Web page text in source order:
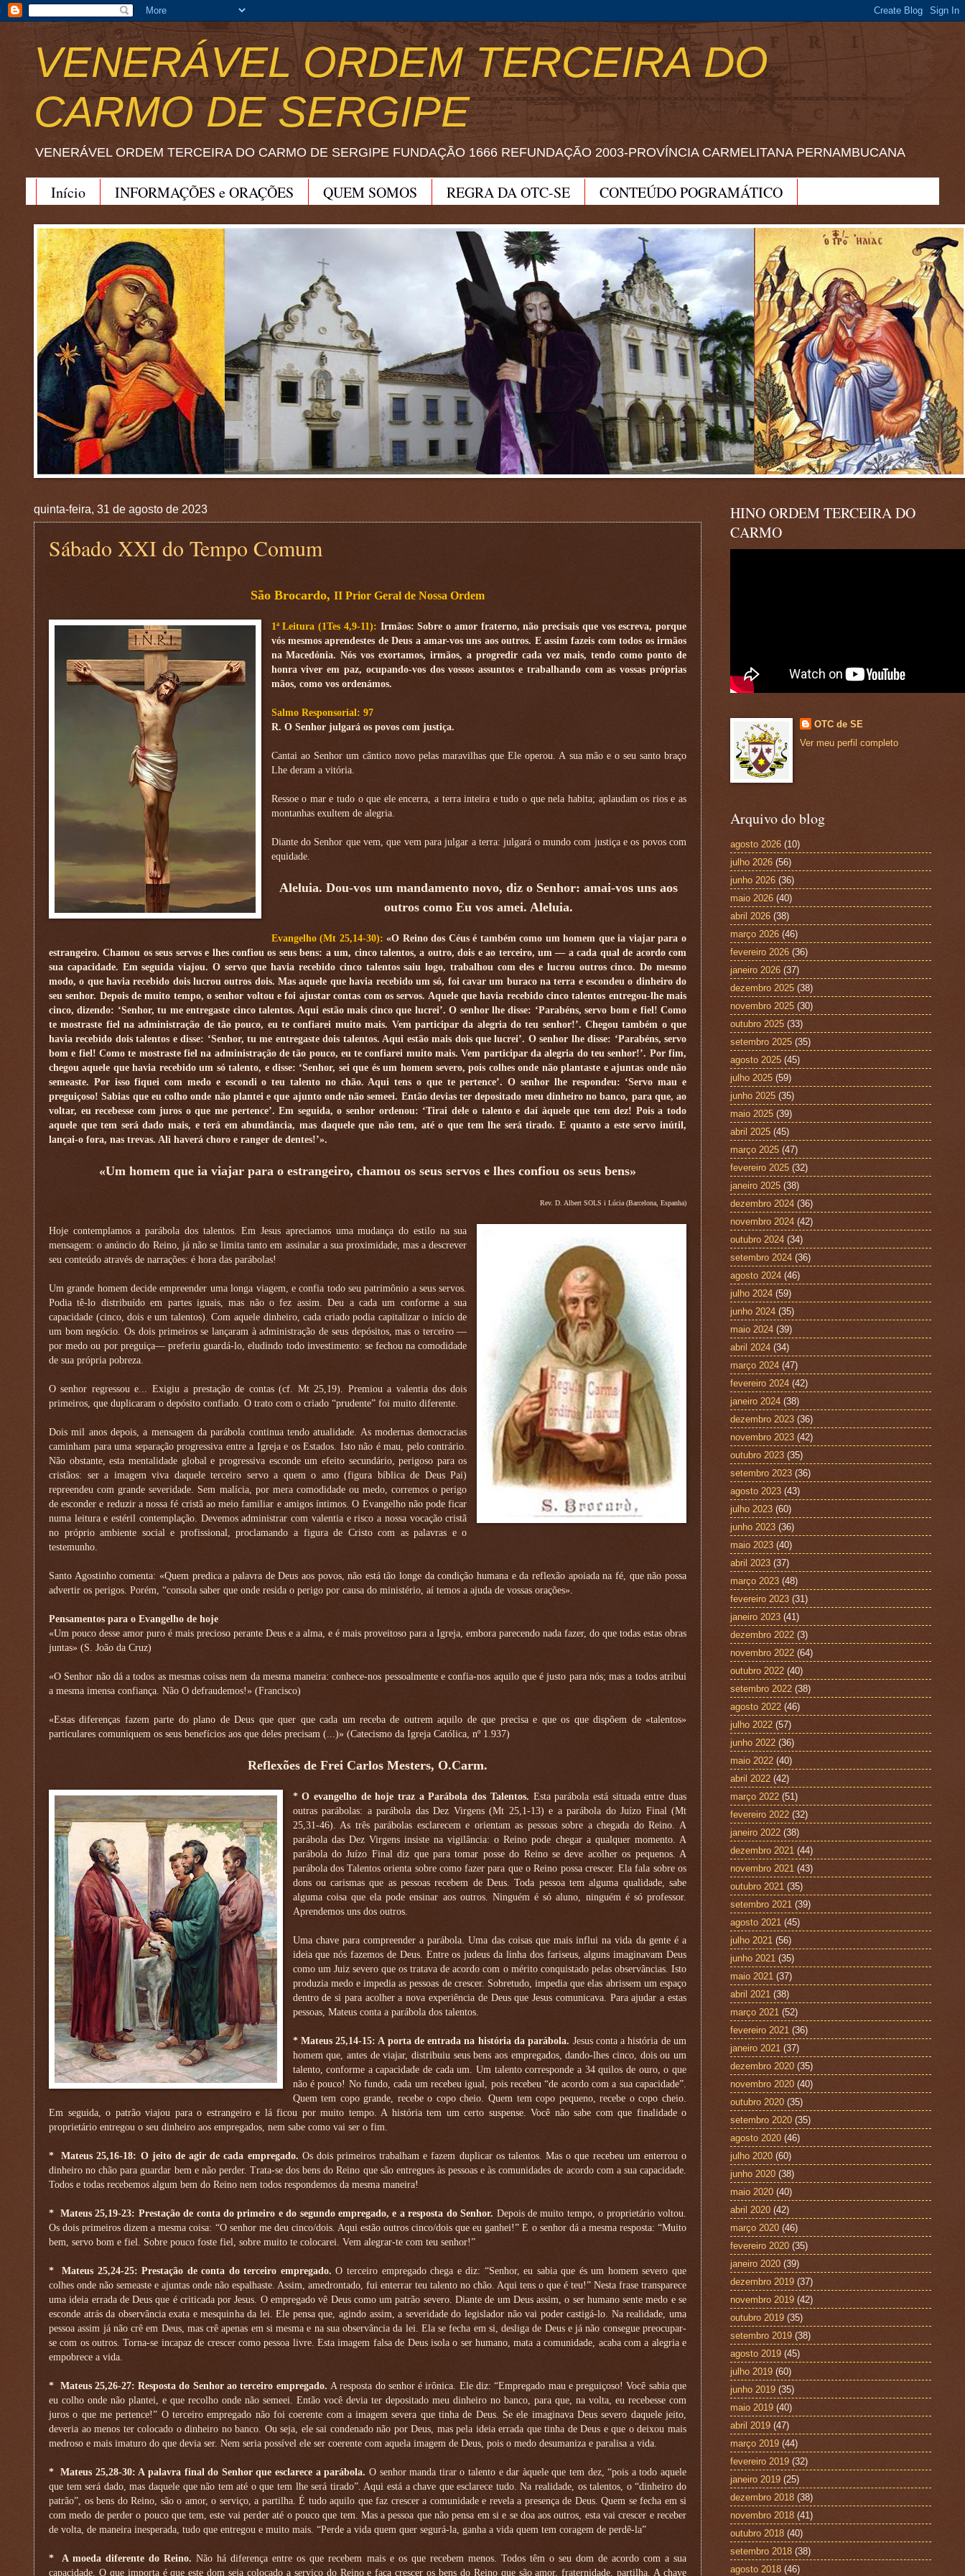
VENERÁVEL ORDEM TERCEIRA DO
CARMO DE SERGIPE
VENERÁVEL ORDEM TERCEIRA DO CARMO DE SERGIPE FUNDAÇÃO 1666 REFUNDAÇÃO 2003-PROVÍNCIA CARMELITANA PERNAMBUCANA
Início INFORMAÇÕES e ORAÇÕES QUEM SOMOS REGRA DA OTC-SE
CONTEÚDO POGRAMÁTICO
quinta-feira, 31 de agosto de 2023
Sábado XXI do Tempo Comum
São Brocardo, II Prior Geral de Nossa Ordem
1ª Leitura (1Tes 4,9-11): Irmãos: Sobre o amor fraterno, não precisais que vos escreva, porque
vós mesmos aprendestes de Deus a amar-vos uns aos outros. E assim fazeis com todos os irmãos
na Macedónia. Nós vos exortamos, irmãos, a progredir cada vez mais, tendo como ponto de
honra viver em paz, ocupando-vos dos vossos assuntos e trabalhando com as vossas próprias
mãos, como vos ordenámos.
Salmo Responsorial: 97
R. O Senhor julgará os povos com justiça.
Cantai ao Senhor um cântico novo pelas maravilhas que Ele operou. A sua mão e o seu santo braço
Lhe deram a vitória.
Ressoe o mar e tudo o que ele encerra, a terra inteira e tudo o que nela habita; aplaudam os rios e as
montanhas exultem de alegria.
Diante do Senhor que vem, que vem para julgar a terra: julgará o mundo com justiça e os povos com
equidade.
Aleluia. Dou-vos um mandamento novo, diz o Senhor: amai-vos uns aos
outros como Eu vos amei. Aleluia.
Evangelho (Mt 25,14-30):«O Reino dos Céus é também como um homem que ia viajar para o
estrangeiro. Chamou os seus servos e lhes confiou os seus bens: a um, cinco talentos, a outro, dois e ao terceiro, um — a cada qual de acordo com
sua capacidade. Em seguida viajou. O servo que havia recebido cinco talentos saiu logo, trabalhou com eles e lucrou outros cinco. Do mesmo
modo, o que havia recebido dois lucrou outros dois. Mas aquele que havia recebido um só, foi cavar um buraco na terra e escondeu o dinheiro do
seu senhor. Depois de muito tempo, o senhor voltou e foi ajustar contas com os servos. Aquele que havia recebido cinco talentos entregou-lhe mais
cinco, dizendo: ‘Senhor, tu me entregaste cinco talentos. Aqui estão mais cinco que lucrei’. O senhor lhe disse: ‘Parabéns, servo bom e fiel! Como
te mostraste fiel na administração de tão pouco, eu te confiarei muito mais. Vem participar da alegria do teu senhor!’. Chegou também o que
havia recebido dois talentos e disse: ‘Senhor, tu me entregaste dois talentos. Aqui estão mais dois que lucrei’. O senhor lhe disse: ‘Parabéns, servo
bom e fiel! Como te mostraste fiel na administração de tão pouco, eu te confiarei muito mais. Vem participar da alegria do teu senhor!’. Por fim,
chegou aquele que havia recebido um só talento, e disse: ‘Senhor, sei que és um homem severo, pois colhes onde não plantaste e ajuntas onde não
semeaste. Por isso fiquei com medo e escondi o teu talento no chão. Aqui tens o que te pertence’. O senhor lhe respondeu: ‘Servo mau e
preguiçoso! Sabias que eu colho onde não plantei e que ajunto onde não semeei. Então devias ter depositado meu dinheiro no banco, para que, ao
voltar, eu recebesse com juros o que me pertence’. Em seguida, o senhor ordenou: ‘Tirai dele o talento e daí àquele que tem dez! Pois a todo
aquele que tem será dado mais, e terá em abundância, mas daquele que não tem, até o que tem lhe será tirado. E quanto a este servo inútil,
lançai-o fora, nas trevas. Ali haverá choro e ranger de dentes!’».
«Um homem que ia viajar para o estrangeiro, chamou os seus servos e lhes confiou os seus bens»
Rev. D. Albert SOLS i Lúcia (Barcelona, Espanha)
Hoje contemplamos a parábola dos talentos. Em Jesus apreciamos uma mudança do estilo na sua
mensagem: o anúncio do Reino, já não se limita tanto em assinalar a sua proximidade, mas a descrever
seu conteúdo através de narrações: é hora das parábolas!
Um grande homem decide empreender uma longa viagem, e confia todo seu patrimônio a seus servos.
Podia tê-lo distribuído em partes iguais, mas não o fez assim. Deu a cada um conforme a sua
capacidade (cinco, dois e um talentos). Com aquele dinheiro, cada criado podia capitalizar o início de
um bom negócio. Os dois primeiros se lançaram à administração de seus depósitos, mas o terceiro —
por medo ou por preguiça— preferiu guardá-lo, eludindo todo investimento: se fechou na comodidade
de sua própria pobreza.
O senhor regressou e... Exigiu a prestação de contas (cf. Mt 25,19). Premiou a valentia dos dois
primeiros, que duplicaram o depósito confiado. O trato com o criado “prudente” foi muito diferente.
Dois mil anos depois, a mensagem da parábola continua tendo atualidade. As modernas democracias
caminham para uma separação progressiva entre a Igreja e os Estados. Isto não é mau, pelo contrário.
Não obstante, esta mentalidade global e progressiva esconde um efeito secundário, perigoso para os
cristãos: ser a imagem viva daquele terceiro servo a quem o amo (figura bíblica de Deus Pai)
repreendeu com grande severidade. Sem malícia, por mera comodidade ou medo, corremos o perigo
de esconder e reduzir a nossa fé cristã ao meio familiar e amigos íntimos. O Evangelho não pode ficar
numa leitura e estéril contemplação. Devemos administrar com valentia e risco a nossa vocação cristã
no próprio ambiente social e profissional, proclamando a figura de Cristo com as palavras e o
testemunho.
Santo Agostinho comenta: «Quem predica a palavra de Deus aos povos, não está tão longe da condição humana e da reflexão apoiada na fé, que não possa
advertir os perigos. Porém, “consola saber que onde resida o perigo por causa do ministério, aí temos a ajuda de vossas orações».
Pensamentos para o Evangelho de hoje
«Um pouco desse amor puro é mais precioso perante Deus e a alma, e é mais proveitoso para a Igreja, embora parecendo nada fazer, do que todas estas obras
juntas» (S. João da Cruz)
«O Senhor não dá a todos as mesmas coisas nem da mesma maneira: conhece-nos pessoalmente e confia-nos aquilo que é justo para nós; mas a todos atribui
a mesma imensa confiança. Não O defraudemos!» (Francisco)
«Estas diferenças fazem parte do plano de Deus que quer que cada um receba de outrem aquilo de que precisa e que os que dispõem de «talentos»
particulares comuniquem os seus benefícios aos que deles precisam (...)» (Catecismo da Igreja Católica, nº 1.937)
Reflexões de Frei Carlos Mesters, O.Carm.
* O evangelho de hoje traz a Parábola dos Talentos. Esta parábola está situada entre duas
outras parábolas: a parábola das Dez Virgens (Mt 25,1-13) e a parábola do Juízo Final (Mt
25,31-46). As três parábolas esclarecem e orientam as pessoas sobre a chegada do Reino. A
parábola das Dez Virgens insiste na vigilância: o Reino pode chegar a qualquer momento. A
parábola do Juízo Final diz que para tomar posse do Reino se deve acolher os pequenos. A
parábola dos Talentos orienta sobre como fazer para que o Reino possa crescer. Ela fala sobre os
dons ou carismas que as pessoas recebem de Deus. Toda pessoa tem alguma qualidade, sabe
alguma coisa que ela pode ensinar aos outros. Ninguém é só aluno, ninguém é só professor.
Aprendemos uns dos outros.
Uma chave para compreender a parábola. Uma das coisas que mais influi na vida da gente é a
ideia que nós fazemos de Deus. Entre os judeus da linha dos fariseus, alguns imaginavam Deus
como um Juiz severo que os tratava de acordo com o mérito conquistado pelas observâncias. Isto
produzia medo e impedia as pessoas de crescer. Sobretudo, impedia que elas abrissem um espaço
dentro de si para acolher a nova experiência de Deus que Jesus comunicava. Para ajudar a estas
pessoas, Mateus conta a parábola dos talentos.
* Mateus 25,14-15: A porta de entrada na história da parábola. Jesus conta a história de um
homem que, antes de viajar, distribuiu seus bens aos empregados, dando-lhes cinco, dois ou um
talento, conforme a capacidade de cada um. Um talento corresponde a 34 quilos de ouro, o que
não é pouco! No fundo, cada um recebeu igual, pois recebeu “de acordo com a sua capacidade”.
Quem tem copo grande, recebe o copo cheio. Quem tem copo pequeno, recebe o copo cheio.
Em seguida, o patrão viajou para o estrangeiro e lá ficou por muito tempo. A história tem um certo suspense. Você não sabe com que finalidade o
proprietário entregou o seu dinheiro aos empregados, nem sabe como vai ser o fim.
* Mateus 25,16-18: O jeito de agir de cada empregado. Os dois primeiros trabalham e fazem duplicar os talentos. Mas o que recebeu um enterrou o
dinheiro no chão para guardar bem e não perder. Trata-se dos bens do Reino que são entregues às pessoas e às comunidades de acordo com a sua capacidade.
Todos e todas recebemos algum bem do Reino nem todos respondemos da mesma maneira!
* Mateus 25,19-23: Prestação de conta do primeiro e do segundo empregado, e a resposta do Senhor. Depois de muito tempo, o proprietário voltou.
Os dois primeiros dizem a mesma coisa: “O senhor me deu cinco/dois. Aqui estão outros cinco/dois que eu ganhei!” E o senhor dá a mesma resposta: “Muito
bem, servo bom e fiel. Sobre pouco foste fiel, sobre muito te colocarei. Vem alegrar-te com teu senhor!”
* Mateus 25,24-25: Prestação de conta do terceiro empregado.O terceiro empregado chega e diz: “Senhor, eu sabia que és um homem severo que
colhes onde não semeaste e ajuntas onde não espalhaste. Assim, amedrontado, fui enterrar teu talento no chão. Aqui tens o que é teu!” Nesta frase transparece
uma ideia errada de Deus que é criticada por Jesus. O empregado vê Deus como um patrão severo. Diante de um Deus assim, o ser humano sente medo e se
esconde atrás da observância exata e mesquinha da lei. Ele pensa que, agindo assim, a severidade do legislador não vai poder castigá-lo. Na realidade, uma
pessoa assim já não crê em Deus, mas crê apenas em si mesma e na sua observância da lei. Ela se fecha em si, desliga de Deus e já não consegue preocupar-
se com os outros. Torna-se incapaz de crescer como pessoa livre. Esta imagem falsa de Deus isola o ser humano, mata a comunidade, acaba com a alegria e
empobrece a vida.
* Mateus 25,26-27: Resposta do Senhor ao terceiro empregado. A resposta do senhor é irônica. Ele diz: “Empregado mau e preguiçoso! Você sabia que
eu colho onde não plantei, e que recolho onde não semeei. Então você devia ter depositado meu dinheiro no banco, para que, na volta, eu recebesse com
juros o que me pertence!” O terceiro empregado não foi coerente com a imagem severa que tinha de Deus. Se ele imaginava Deus severo daquele jeito,
deveria ao menos ter colocado o dinheiro no banco. Ou seja, ele sai condenado não por Deus, mas pela ideia errada que tinha de Deus e que o deixou mais
medroso e mais imaturo do que devia ser. Nem seria possível ele ser coerente com aquela imagem de Deus, pois o medo desumaniza e paralisa a vida.
* Mateus 25,28-30: A palavra final do Senhor que esclarece a parábola. O senhor manda tirar o talento e dar àquele que tem dez, “pois a todo aquele
que tem será dado, mas daquele que não tem até o que tem lhe será tirado”. Aqui está a chave que esclarece tudo. Na realidade, os talentos, o “dinheiro do
patrão”, os bens do Reino, são o amor, o serviço, a partilha. É tudo aquilo que faz crescer a comunidade e revela a presença de Deus. Quem se fecha em si
com medo de perder o pouco que tem, este vai perder até o pouco que tem. Mas a pessoa que não pensa em si e se doa aos outros, esta vai crescer e receber
de volta, de maneira inesperada, tudo que entregou e muito mais. “Perde a vida quem quer segurá-la, ganha a vida quem tem coragem de perdê-la”
* A moeda diferente do Reino.Não há diferença entre os que recebem mais e os que recebem menos. Todos têm o seu dom de acordo com a sua
capacidade. O que importa é que este dom seja colocado a serviço do Reino e faça crescer os bens do Reino que são amor, fraternidade, partilha. A chave
HINO ORDEM TERCEIRA DO
CARMO
OTC de SE
Ver meu perfil completo
Arquivo do blog
agosto 2026 (10)
julho 2026 (56)
junho 2026 (36)
maio 2026 (40)
abril 2026 (38)
março 2026 (46)
fevereiro 2026 (36)
janeiro 2026 (37)
dezembro 2025 (38)
novembro 2025 (30)
outubro 2025 (33)
setembro 2025 (35)
agosto 2025 (45)
julho 2025 (59)
junho 2025 (35)
maio 2025 (39)
abril 2025 (45)
março 2025 (47)
fevereiro 2025 (32)
janeiro 2025 (38)
dezembro 2024 (36)
novembro 2024 (42)
outubro 2024 (34)
setembro 2024 (36)
agosto 2024 (46)
julho 2024 (59)
junho 2024 (35)
maio 2024 (39)
abril 2024 (34)
março 2024 (47)
fevereiro 2024 (42)
janeiro 2024 (38)
dezembro 2023 (36)
novembro 2023 (42)
outubro 2023 (35)
setembro 2023 (36)
agosto 2023 (43)
julho 2023 (60)
junho 2023 (36)
maio 2023 (40)
abril 2023 (37)
março 2023 (48)
fevereiro 2023 (31)
janeiro 2023 (41)
dezembro 2022 (3)
novembro 2022 (64)
outubro 2022 (40)
setembro 2022 (38)
agosto 2022 (46)
julho 2022 (57)
junho 2022 (36)
maio 2022 (40)
abril 2022 (42)
março 2022 (51)
fevereiro 2022 (32)
janeiro 2022 (38)
dezembro 2021 (44)
novembro 2021 (43)
outubro 2021 (35)
setembro 2021 (39)
agosto 2021 (45)
julho 2021 (56)
junho 2021 (35)
maio 2021 (37)
abril 2021 (38)
março 2021 (52)
fevereiro 2021 (36)
janeiro 2021 (37)
dezembro 2020 (35)
novembro 2020 (40)
outubro 2020 (35)
setembro 2020 (35)
agosto 2020 (46)
julho 2020 (60)
junho 2020 (38)
maio 2020 (40)
abril 2020 (42)
março 2020 (46)
fevereiro 2020 (35)
janeiro 2020 (39)
dezembro 2019 (37)
novembro 2019 (42)
outubro 2019 (35)
setembro 2019 (38)
agosto 2019 (45)
julho 2019 (60)
junho 2019 (35)
maio 2019 (40)
abril 2019 (47)
março 2019 (44)
fevereiro 2019 (32)
janeiro 2019 (25)
dezembro 2018 (38)
novembro 2018 (41)
outubro 2018 (40)
setembro 2018 (38)
agosto 2018 (46)